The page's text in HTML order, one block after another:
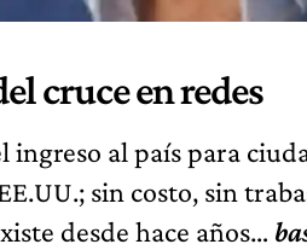
cruce en redes
ingreso al país para
sin costo, sin
desde hace años…